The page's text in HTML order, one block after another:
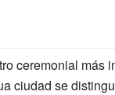
ceremonial más
ciudad se